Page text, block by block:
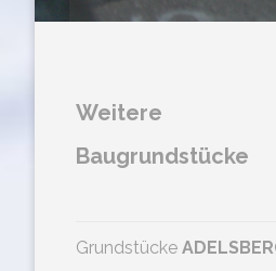
Weitere
Baugrundstücke
Grundstücke